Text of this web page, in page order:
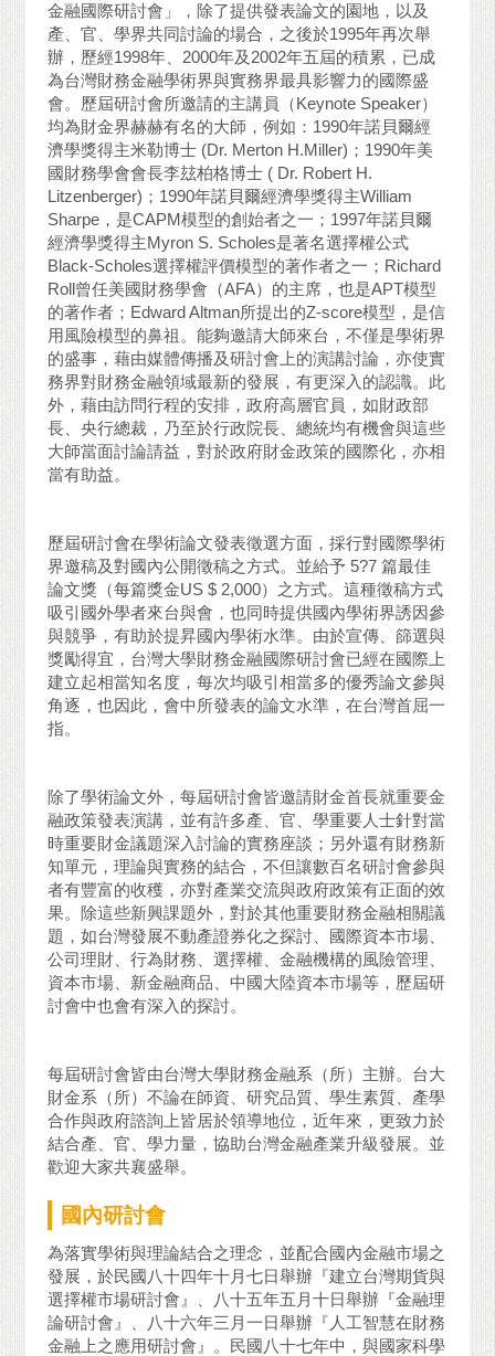
金融國際研討會」，除了提供發表論文的園地，以及
產、官、學界共同討論的場合，之後於1995年再次舉
辦，歷經1998年、2000年及2002年五屆的積累，已成
為台灣財務金融學術界與實務界最具影響力的國際盛
會。歷屆研討會所邀請的主講員（Keynote Speaker）
均為財金界赫赫有名的大師，例如：1990年諾貝爾經
濟學獎得主米勒博士 (Dr. Merton H.Miller)；1990年美
國財務學會會長李玆柏格博士 ( Dr. Robert H.
Litzenberger)；1990年諾貝爾經濟學獎得主William
Sharpe，是CAPM模型的創始者之一；1997年諾貝爾
經濟學獎得主Myron S. Scholes是著名選擇權公式
Black-Scholes選擇權評價模型的著作者之一；Richard
Roll曾任美國財務學會（AFA）的主席，也是APT模型
的著作者；Edward Altman所提出的Z-score模型，是信
用風險模型的鼻祖。能夠邀請大師來台，不僅是學術界
的盛事，藉由媒體傳播及研討會上的演講討論，亦使實
務界對財務金融領域最新的發展，有更深入的認識。此
外，藉由訪問行程的安排，政府高層官員，如財政部
長、央行總裁，乃至於行政院長、總統均有機會與這些
大師當面討論請益，對於政府財金政策的國際化，亦相
當有助益。
歷屆研討會在學術論文發表徵選方面，採行對國際學術
界邀稿及對國內公開徵稿之方式。並給予 5?7 篇最佳
論文獎（每篇獎金US $ 2,000）之方式。這種徵稿方式
吸引國外學者來台與會，也同時提供國內學術界誘因參
與競爭，有助於提昇國內學術水準。由於宣傳、篩選與
獎勵得宜，台灣大學財務金融國際研討會已經在國際上
建立起相當知名度，每次均吸引相當多的優秀論文參與
角逐，也因此，會中所發表的論文水準，在台灣首屈一
指。
除了學術論文外，每屆研討會皆邀請財金首長就重要金
融政策發表演講，並有許多產、官、學重要人士針對當
時重要財金議題深入討論的實務座談；另外還有財務新
知單元，理論與實務的結合，不但讓數百名研討會參與
者有豐富的收穫，亦對產業交流與政府政策有正面的效
果。除這些新興課題外，對於其他重要財務金融相關議
題，如台灣發展不動產證券化之探討、國際資本市場、
公司理財、行為財務、選擇權、金融機構的風險管理、
資本市場、新金融商品、中國大陸資本市場等，歷屆研
討會中也會有深入的探討。
每屆研討會皆由台灣大學財務金融系（所）主辦。台大
財金系（所）不論在師資、研究品質、學生素質、產學
合作與政府諮詢上皆居於領導地位，近年來，更致力於
結合產、官、學力量，協助台灣金融產業升級發展。並
歡迎大家共襄盛舉。
國內研討會
為落實學術與理論結合之理念，並配合國內金融市場之
發展，於民國八十四年十月七日舉辦『建立台灣期貨與
選擇權市場研討會』、八十五年五月十日舉辦『金融理
論研討會』、八十六年三月一日舉辦『人工智慧在財務
金融上之應用研討會』。民國八十七年中，與國家科學